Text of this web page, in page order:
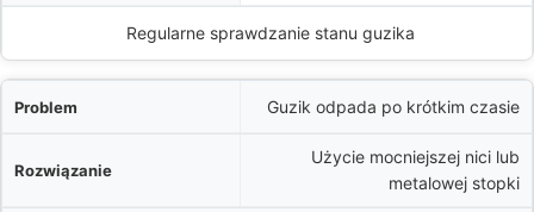
Regularne sprawdzanie stanu guzika
Guzik odpada po krótkim czasie
Użycie mocniejszej nici lub
metalowej stopki